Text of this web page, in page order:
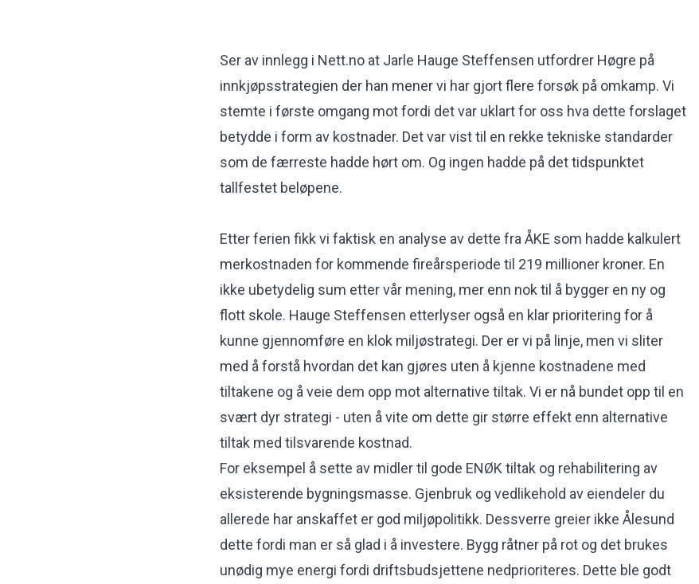
Ser av innlegg i Nett.no at Jarle Hauge Steffensen utfordrer Høgre på
innkjøpsstrategien der han mener vi har gjort flere forsøk på omkamp. Vi
stemte i første omgang mot fordi det var uklart for oss hva dette forslaget
betydde i form av kostnader. Det var vist til en rekke tekniske standarder
som de færreste hadde hørt om. Og ingen hadde på det tidspunktet
tallfestet beløpene.
Etter ferien fikk vi faktisk en analyse av dette fra ÅKE som hadde kalkulert
merkostnaden for kommende fireårsperiode til 219 millioner kroner. En
ikke ubetydelig sum etter vår mening, mer enn nok til å bygger en ny og
flott skole. Hauge Steffensen etterlyser også en klar prioritering for å
kunne gjennomføre en klok miljøstrategi. Der er vi på linje, men vi sliter
med å forstå hvordan det kan gjøres uten å kjenne kostnadene med
tiltakene og å veie dem opp mot alternative tiltak. Vi er nå bundet opp til en
svært dyr strategi - uten å vite om dette gir større effekt enn alternative
tiltak med tilsvarende kostnad.
For eksempel å sette av midler til gode ENØK tiltak og rehabilitering av
eksisterende bygningsmasse. Gjenbruk og vedlikehold av eiendeler du
allerede har anskaffet er god miljøpolitikk. Dessverre greier ikke Ålesund
dette fordi man er så glad i å investere. Bygg råtner på rot og det brukes
unødig mye energi fordi driftsbudsjettene nedprioriteres. Dette ble godt